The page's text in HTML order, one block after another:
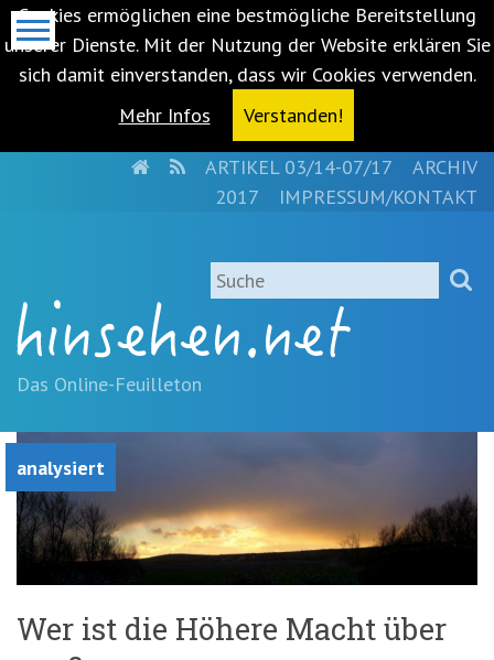
Cookies ermöglichen eine bestmögliche Bereitstellung
unserer Dienste. Mit der Nutzung der Website erklären Sie
sich damit einverstanden, dass wir Cookies verwenden.
Mehr Infos
Verstanden!
springen
(Accesskey
'1')Zur
springen
(Accesskey
'3')Zur
Suche
springen
(Accesskey
'2')
HOMERSSARTIKEL 03/14-07/17
ARCHIV
2017
IMPRESSUM/KONTAKT
Suche
Das Online-Feuilleton
analysiert
Wer ist die Höhere Macht über